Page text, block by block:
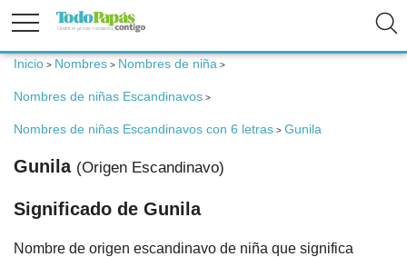
Fertilidad
Embarazo
Bebé
Inicio > Nombres > Nombres de niña >
Nombres de niñas Escandinavos >
Nombres de niñas Escandinavos con 6 letras > Gunila
Gunila (Origen Escandinavo)
Significado de Gunila
Nombre de origen escandinavo de niña que significa